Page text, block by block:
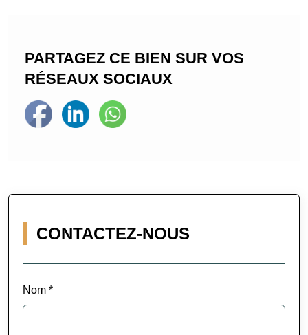
PARTAGEZ CE BIEN SUR VOS
RÉSEAUX SOCIAUX
CONTACTEZ-NOUS
Nom *